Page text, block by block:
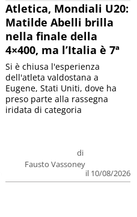
Atletica, Mondiali U20:
Matilde Abelli brilla
nella finale della
4×400, ma l’Italia è 7ª
di
Fausto Vassoney
il 10/08/2026
Si è chiusa l'esperienza
dell'atleta valdostana a
Eugene, Stati Uniti, dove ha
preso parte alla rassegna
iridata di categoria